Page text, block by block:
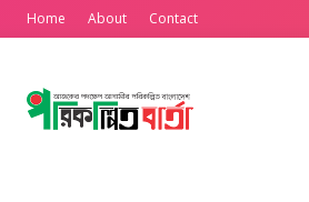
Home About Contact